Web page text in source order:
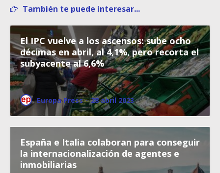
También te puede interesar...
El IPC vuelve a los ascensos: sube ocho
décimas en abril, al 4,1%, pero recorta el
subyacente al 6,6%
Europa Press · 28 abril 2023
España e Italia colaboran para conseguir
la internacionalización de agentes e
inmobiliarias